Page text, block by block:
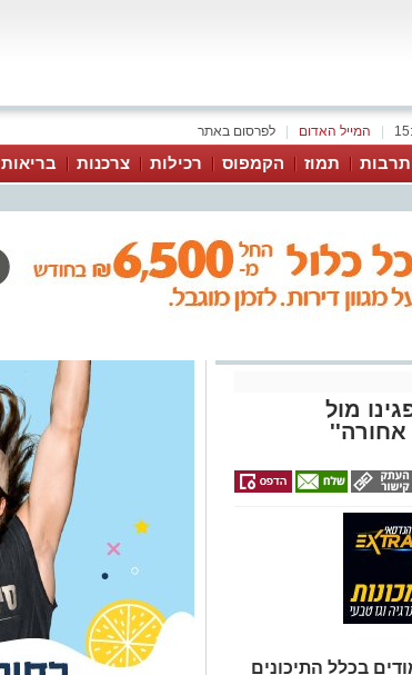
לפרסום באתר המייל האדום
תרבות תמוז הקמפוס רכילות צרכנות בריאות
מול
אחורה''
בכלל התיכונים